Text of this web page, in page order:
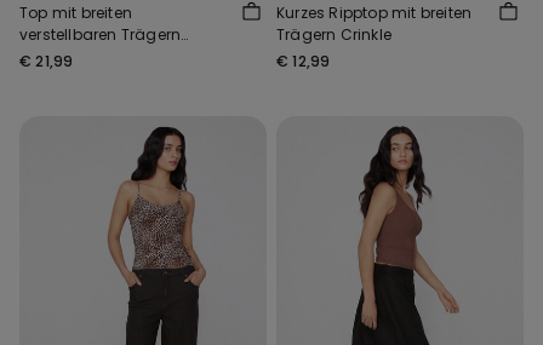
Top mit breiten
verstellbaren Trägern
Natural Lifting 2-in-1
€ 21,99
Kurzes Ripptop mit breiten
Trägern Crinkle
€ 12,99